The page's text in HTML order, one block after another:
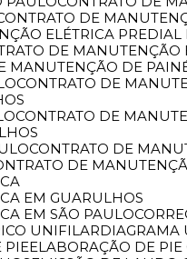
CONTRATO DE
ELÉTRICA
DE
MANUTENÇÃO DE
CONTRATO DE
CONTRATO DE
CONTRATO DE
DE
EM GUARULHOS
EM SÃO PAULO
UNIFILAR
PIE ELABORAÇÃO DE